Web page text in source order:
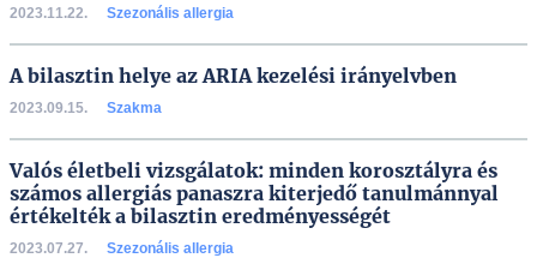
2023.11.22. Szezonális allergia
A bilasztin helye az ARIA kezelési irányelvben
2023.09.15. Szakma
Valós életbeli vizsgálatok: minden korosztályra és
számos allergiás panaszra kiterjedő tanulmánnyal
értékelték a bilasztin eredményességét
2023.07.27. Szezonális allergia